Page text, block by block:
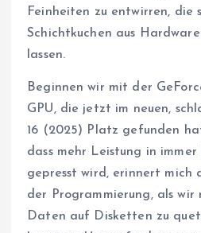
Feinheiten zu entwirren, die
Schichtkuchen aus
lassen.
Beginnen wir mit der
GPU, die jetzt im neuen,
16 (2025) Platz gefunden
dass mehr Leistung in immer
gepresst wird, erinnert mich
der Programmierung, als wir
Daten auf Disketten zu